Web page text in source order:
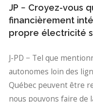
JP − Croyez-vous
financièrement
propre électricité
J-PD − Tel que
autonomes loin des
Québec peuvent être
nous pouvons faire de